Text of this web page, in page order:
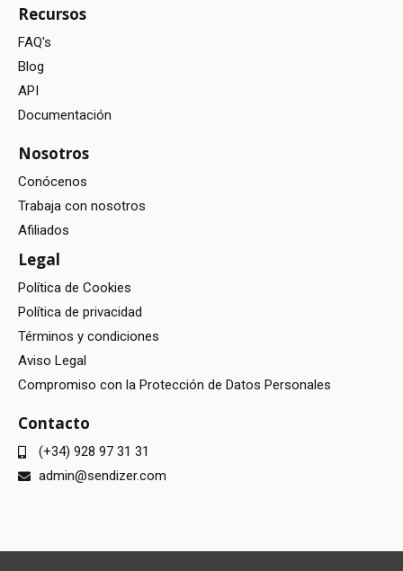
Recursos
FAQ's
Blog
API
Documentación
Nosotros
Conócenos
Trabaja con nosotros
Afiliados
Legal
Política de Cookies
Política de privacidad
Términos y condiciones
Aviso Legal
Compromiso con la Protección de Datos Personales
Contacto
(+34) 928 97 31 31
admin@sendizer.com